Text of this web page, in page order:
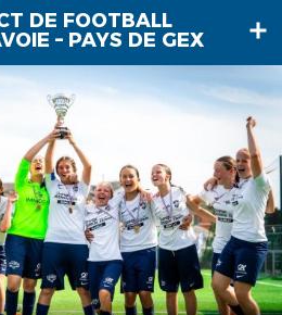
DE FOOTBALL
– PAYS DE GEX